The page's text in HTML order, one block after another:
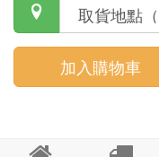

加入購物車